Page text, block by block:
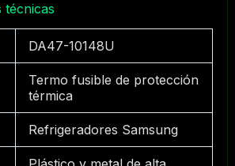
técnicas
DA47-10148U
Termo fusible de protección
térmica
Refrigeradores Samsung